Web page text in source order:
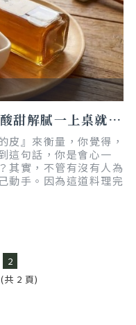
過年必備的「柚漬蕃茄」，酸甜解膩一上桌就秒殺｜創意食譜｜私藏料理
皮』來衡量，你覺得，
這句話，你是會心一
其實，不管有沒有人為
動手。因為這道料理完
2
2 頁)